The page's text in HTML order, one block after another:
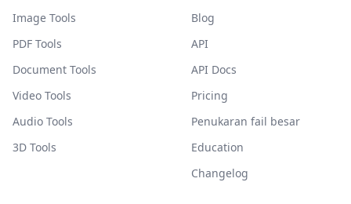
Image Tools
PDF Tools
Document Tools
Video Tools
Audio Tools
3D Tools
Blog
API
API Docs
Pricing
Penukaran fail besar
Education
Changelog